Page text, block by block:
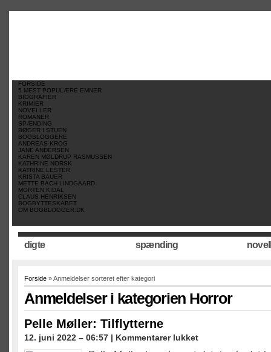
FORSIDE
5 MEST POPULÆRE EMNER
BIOGRAFIER
KRIMIER
NOVELLER
ROMANER
SPÆNDING
BØGER I STUEN
BOGBLOGGERE
ANDREAS KROG
JANE ANDERSEN
KAREN MØLDRUP RASMUSSEN
KATHRINE NORSK
KATRINE LESTER
KRISTA BAUER
METTE BACH LINDGAARD
MORTEN KIDAL
CLAUS HENRIKSEN
BOGBYTTESKABET
OM BOGBLOGGER.DK
digte spænding
Forside » Anmeldelser sorteret efter kategori
Anmeldelser i kategorien Horror
Pelle Møller: Tilflytterne
12. juni 2022 – 06:57 | Kommentarer lukkettil